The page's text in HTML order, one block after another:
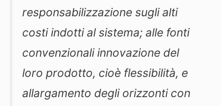
responsabilizzazione sugli alti
costi indotti al sistema; alle fonti
convenzionali innovazione del
loro prodotto, cioè flessibilità, e
allargamento degli orizzonti con